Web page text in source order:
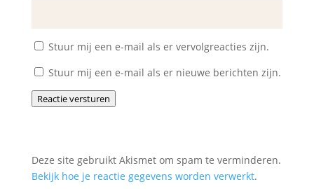
Stuur mij een e-mail als er vervolgreacties zijn.
Stuur mij een e-mail als er nieuwe berichten zijn.
Reactie versturen
Deze site gebruikt Akismet om spam te verminderen.
Bekijk hoe je reactie gegevens worden verwerkt.